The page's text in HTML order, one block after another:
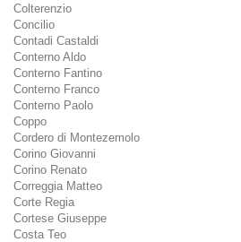
Colterenzio
Concilio
Contadi Castaldi
Conterno Aldo
Conterno Fantino
Conterno Franco
Conterno Paolo
Coppo
Cordero di Montezemolo
Corino Giovanni
Corino Renato
Correggia Matteo
Corte Regia
Cortese Giuseppe
Costa Teo